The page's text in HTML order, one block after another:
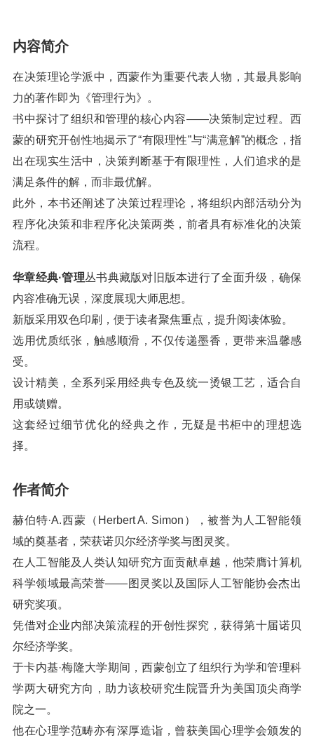
内容简介
在决策理论学派中，西蒙作为重要代表人物，其最具影响
力的著作即为《管理行为》。
书中探讨了组织和管理的核心内容——决策制定过程。西
蒙的研究开创性地揭示了“有限理性”与“满意解”的概念，指
出在现实生活中，决策判断基于有限理性，人们追求的是
满足条件的解，而非最优解。
此外，本书还阐述了决策过程理论，将组织内部活动分为
程序化决策和非程序化决策两类，前者具有标准化的决策
流程。
华章经典·管理丛书典藏版对旧版本进行了全面升级，确保
内容准确无误，深度展现大师思想。
新版采用双色印刷，便于读者聚焦重点，提升阅读体验。
选用优质纸张，触感顺滑，不仅传递墨香，更带来温馨感
受。
设计精美，全系列采用经典专色及统一烫银工艺，适合自
用或馈赠。
这套经过细节优化的经典之作，无疑是书柜中的理想选
择。
作者简介
赫伯特·A.西蒙（Herbert A. Simon），被誉为人工智能领
域的奠基者，荣获诺贝尔经济学奖与图灵奖。
在人工智能及人类认知研究方面贡献卓越，他荣膺计算机
科学领域最高荣誉——图灵奖以及国际人工智能协会杰出
研究奖项。
凭借对企业内部决策流程的开创性探究，获得第十届诺贝
尔经济学奖。
于卡内基·梅隆大学期间，西蒙创立了组织行为学和管理科
学两大研究方向，助力该校研究生院晋升为美国顶尖商学
院之一。
他在心理学范畴亦有深厚造诣，曾获美国心理学会颁发的